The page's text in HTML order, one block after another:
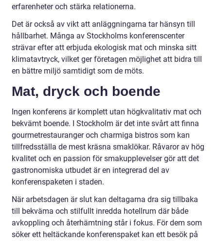
erfarenheter och stärka relationerna.
Det är också av vikt att anläggningarna tar hänsyn till
hållbarhet. Många av Stockholms konferenscenter
strävar efter att erbjuda ekologisk mat och minska sitt
klimatavtryck, vilket ger företagen möjlighet att bidra till
en bättre miljö samtidigt som de möts.
Mat, dryck och boende
Ingen konferens är komplett utan högkvalitativ mat och
bekvämt boende. I Stockholm är det inte svårt att finna
gourmetrestauranger och charmiga bistros som kan
tillfredsställa de mest kräsna smaklökar. Råvaror av hög
kvalitet och en passion för smakupplevelser gör att det
gastronomiska utbudet är en integrerad del av
konferenspaketen i staden.
När arbetsdagen är slut kan deltagarna dra sig tillbaka
till bekväma och stilfullt inredda hotellrum där både
avkoppling och återhämtning står i fokus. För dem som
söker ett heltäckande konferenspaket kan ett besök på